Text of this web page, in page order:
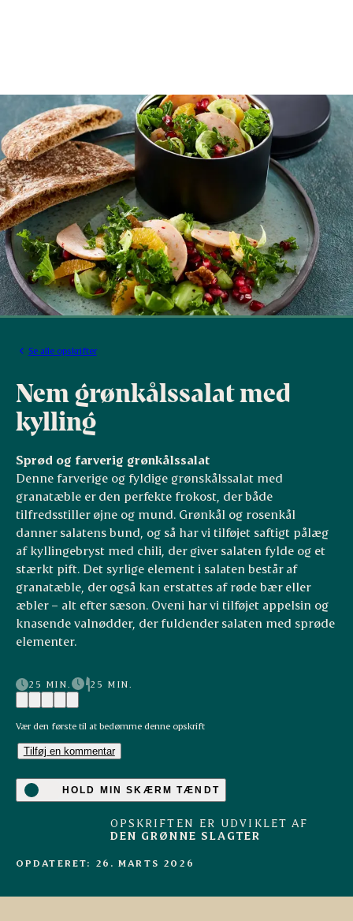
Se alle opskrifter
Nem grønkålssalat med
kylling
Sprød og farverig grønkålssalat
Denne farverige og fyldige grønskålssalat med
granatæble er den perfekte frokost, der både
tilfredsstiller øjne og mund. Grønkål og rosenkål
danner salatens bund, og så har vi tilføjet saftigt pålæg
af kyllingebryst med chili, der giver salaten fylde og et
stærkt pift. Det syrlige element i salaten består af
granatæble, der også kan erstattes af røde bær eller
æbler – alt efter sæson. Oveni har vi tilføjet appelsin og
knasende valnødder, der fuldender salaten med sprøde
elementer.
25 MIN. 25 MIN.
Vær den første til at bedømme denne opskrift
Tilføj en kommentar
HOLD MIN SKÆRM TÆNDT
OPSKRIFTEN ER UDVIKLET AF
DEN GRØNNE SLAGTER
OPDATERET: 26. MARTS 2026